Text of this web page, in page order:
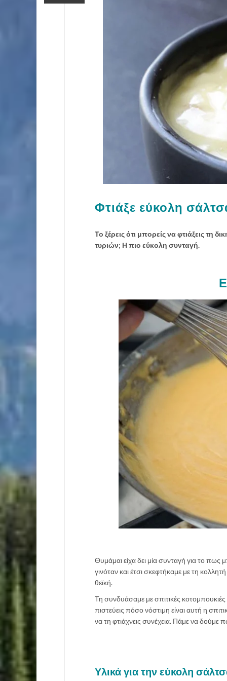
Φτιάξε εύκολη
Το ξέρεις ότι μπορείς να φτιάξεις τη
τυριών; Η πιο εύκολη συνταγή.
Θυμάμαι είχα δει μία συνταγή για το πως
γινόταν και έτσι σκεφτήκαμε με τη
θεϊκή.
Τη συνδυάσαμε με σπιτικές κοτομπουκιές
πιστεύεις πόσο νόστιμη είναι αυτή η
να τη φτιάχνεις συνέχεια. Πάμε να δούμε
Υλικά για την εύκολη